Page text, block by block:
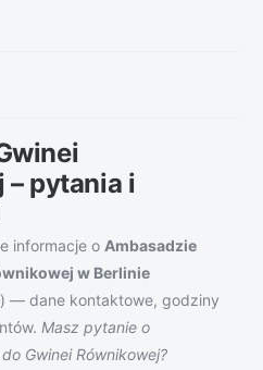
– pytania i
informacje o Ambasadzie
w Berlinie
— dane kontaktowe, godziny
Masz pytanie o
Gwinei Równikowej?